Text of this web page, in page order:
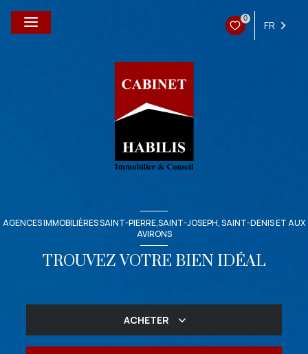
0
FR
AGENCES IMMOBILIÈRES SAINT-PIERRE,SAINT-JOSEPH, SAINT-DENIS ET AUX
AVIRONS
TROUVEZ VOTRE BIEN IDÉAL
ACHETER